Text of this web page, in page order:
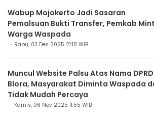
Wabup Mojokerto Jadi Sasaran
Pemalsuan Bukti Transfer, Pemkab
Warga Waspada
Rabu, 03 Des 2025 21:18 WIB
Muncul Website Palsu Atas Nama DPRD
Blora, Masyarakat Diminta Waspada
Tidak Mudah Percaya
Kamis, 06 Nov 2025 11:55 WIB